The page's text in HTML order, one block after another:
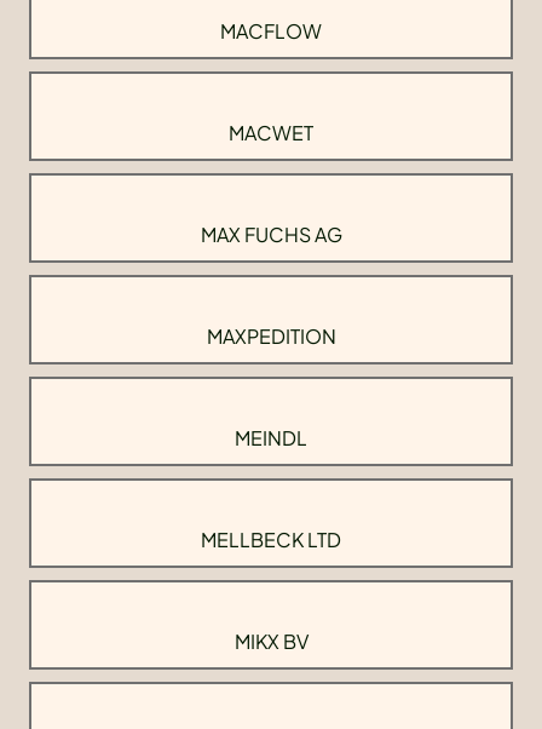
MACFLOW
MACWET
MAX FUCHS AG
MAXPEDITION
MEINDL
MELLBECK LTD
MIKX BV